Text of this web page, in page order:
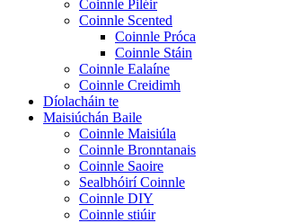
Coinnle Piléir
Coinnle Scented
Coinnle Próca
Coinnle Stáin
Coinnle Ealaíne
Coinnle Creidimh
Díolacháin te
Maisiúchán Baile
Coinnle Maisiúla
Coinnle Bronntanais
Coinnle Saoire
Sealbhóirí Coinnle
Coinnle DIY
Coinnle stiúir